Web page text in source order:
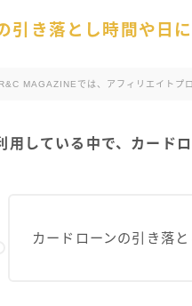
引き落とし時間や日
R&C MAGAZINEでは、アフィリエイトプ
用している中で、カード
カードローンの引き落